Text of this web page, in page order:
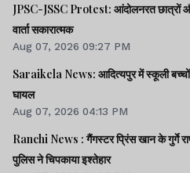
JPSC-JSSC Protest: आंदोलनरत छात्रों
वार्ता सकारात्मक
Aug 07, 2026 09:27 PM
Saraikela News: आदित्यपुर में स्कूली
घायल
Aug 07, 2026 04:13 PM
Ranchi News : गैंगस्टर प्रिंस खान के गुर्गे राणा राहुल सिंह के घर
पुलिस ने चिपकाया इश्तेहार